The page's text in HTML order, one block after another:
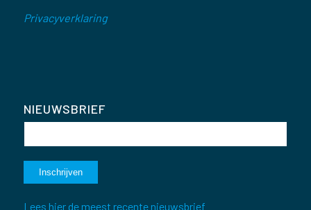
Privacyverklaring
NIEUWSBRIEF
Lees hier de meest recente nieuwsbrief